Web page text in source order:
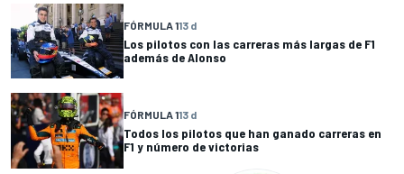
FÓRMULA 113 d
Los pilotos con las carreras más largas de F1
además de Alonso
FÓRMULA 113 d
Todos los pilotos que han ganado carreras en
F1 y número de victorias